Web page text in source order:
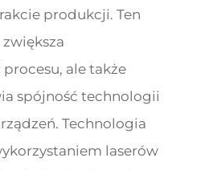
produkcji. Ten
ale także
spójność technologii
Technologia
laserów